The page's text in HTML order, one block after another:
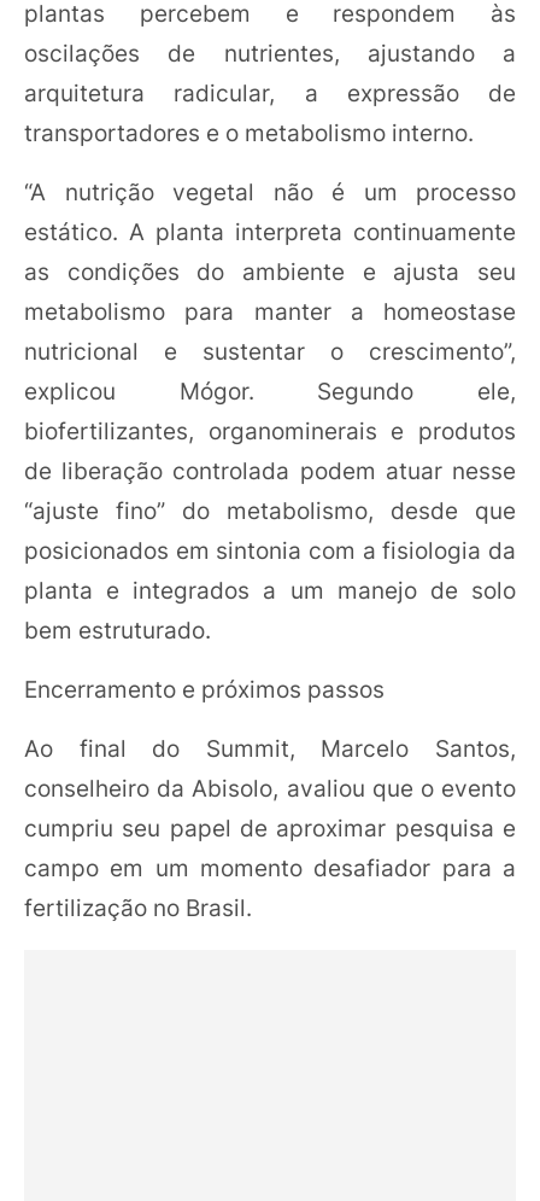
plantas percebem e respondem às
oscilações de nutrientes, ajustando a
arquitetura radicular, a expressão de
transportadores e o metabolismo interno.
“A nutrição vegetal não é um processo
estático. A planta interpreta continuamente
as condições do ambiente e ajusta seu
metabolismo para manter a homeostase
nutricional e sustentar o crescimento”,
explicou Mógor. Segundo ele,
biofertilizantes, organominerais e produtos
de liberação controlada podem atuar nesse
“ajuste fino” do metabolismo, desde que
posicionados em sintonia com a fisiologia da
planta e integrados a um manejo de solo
bem estruturado.
Encerramento e próximos passos
Ao final do Summit, Marcelo Santos,
conselheiro da Abisolo, avaliou que o evento
cumpriu seu papel de aproximar pesquisa e
campo em um momento desafiador para a
fertilização no Brasil.